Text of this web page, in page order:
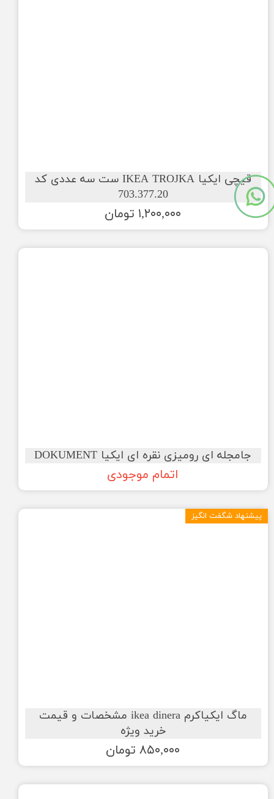
قیچی ایکیا IKEA TROJKA ست سه عددی کد
703.377.20
۱,۲۰۰,۰۰۰ تومان
جامجله ای رومیزی نقره ای ایکیا DOKUMENT
اتمام موجودی
ماگ ایکیاکرم ikea dinera مشخصات و قیمت
خرید ویژه
۸۵۰,۰۰۰ تومان
پیشنهاد شگفت انگیز